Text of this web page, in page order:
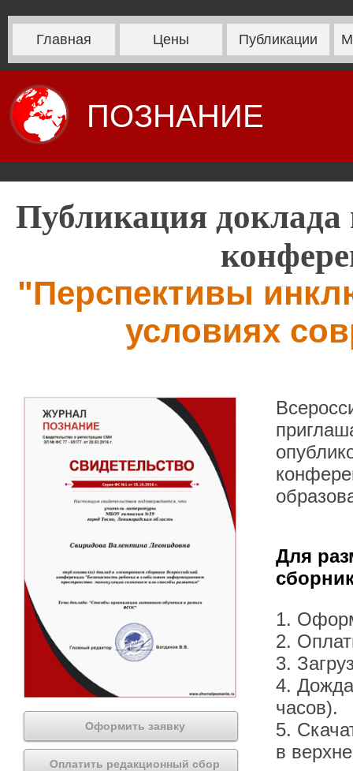
Главная Цены Публикации
ПОЗНАНИЕ
Публикация доклада
"Перспективы
условиях
Оформить заявку
Оплатить редакционный сбор
Для
1.
2.
3.
4.
часов).
5.
в